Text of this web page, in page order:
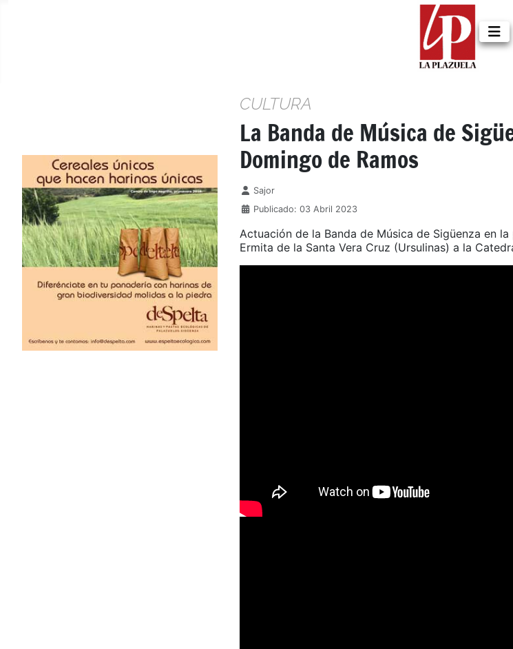
CULTURA
La Banda de Música de
Domingo de Ramos
Detalles
Sajor
Publicado: 03 Abril 2023
Actuación de la Banda de Música de Sigüenza en
Ermita de la Santa Vera Cruz (Ursulinas) a la